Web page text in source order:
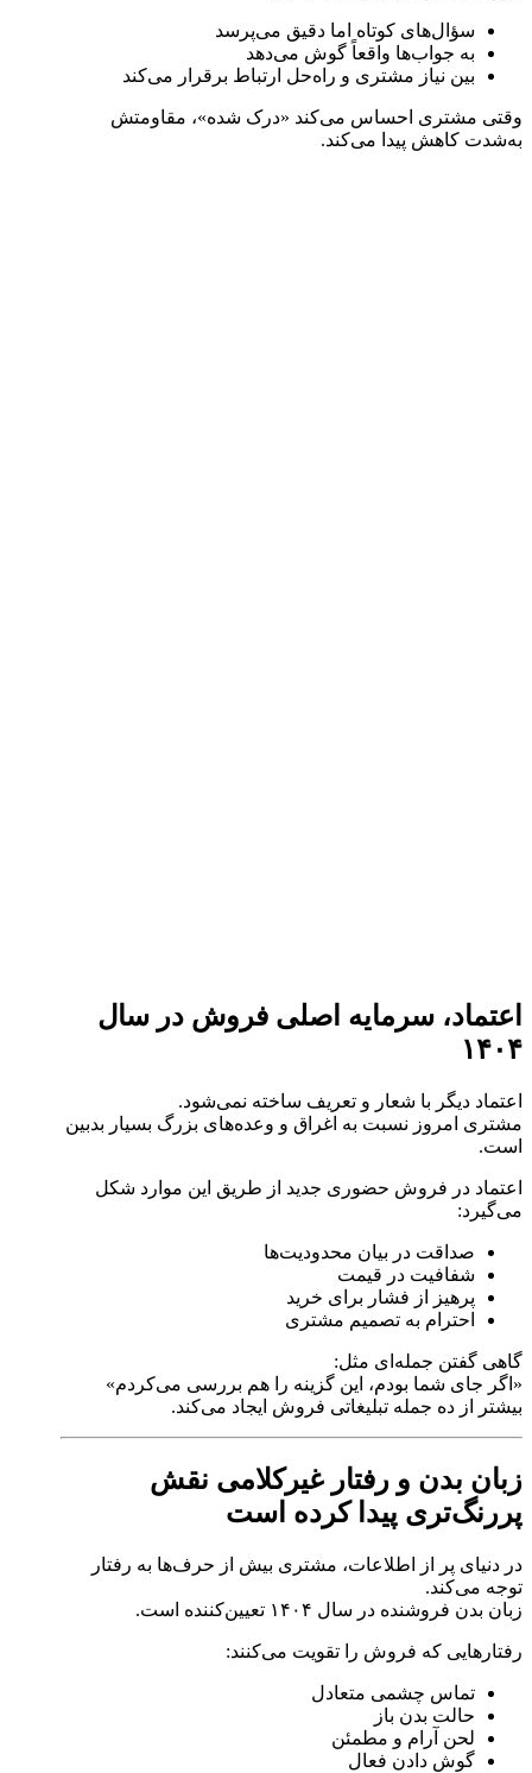
سؤال‌های کوتاه اما دقیق می‌پرسد
به جواب‌ها واقعاً گوش می‌دهد
بین نیاز مشتری و راه‌حل ارتباط برقرار می‌کند
وقتی مشتری احساس می‌کند «درک شده»، مقاومتش
به‌شدت کاهش پیدا می‌کند.
اعتماد، سرمایه اصلی فروش در سال
۱۴۰۴
اعتماد دیگر با شعار و تعریف ساخته نمی‌شود.
مشتری امروز نسبت به اغراق و وعده‌های بزرگ بسیار بدبین
است.
اعتماد در فروش حضوری جدید از طریق این موارد شکل
می‌گیرد:
صداقت در بیان محدودیت‌ها
شفافیت در قیمت
پرهیز از فشار برای خرید
احترام به تصمیم مشتری
گاهی گفتن جمله‌ای مثل:
«اگر جای شما بودم، این گزینه را هم بررسی می‌کردم»
بیشتر از ده جمله تبلیغاتی فروش ایجاد می‌کند.
زبان بدن و رفتار غیرکلامی نقش
پررنگ‌تری پیدا کرده است
در دنیای پر از اطلاعات، مشتری بیش از حرف‌ها به رفتار
توجه می‌کند.
زبان بدن فروشنده در سال ۱۴۰۴ تعیین‌کننده است.
رفتارهایی که فروش را تقویت می‌کنند:
تماس چشمی متعادل
حالت بدن باز
لحن آرام و مطمئن
گوش دادن فعال